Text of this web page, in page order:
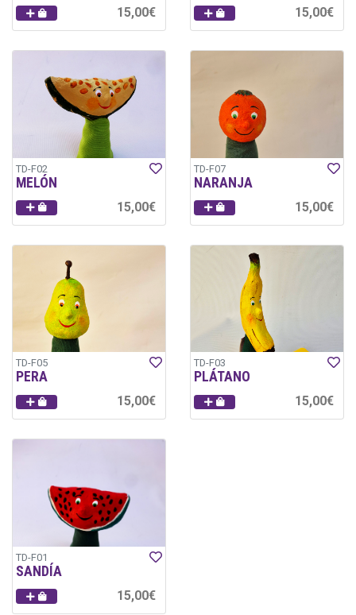
15,00€ 15,00€
TD-F02
MELÓN
15,00€
TD-F07
NARANJA
15,00€
TD-F05
PERA
15,00€
TD-F03
PLÁTANO
15,00€
TD-F01
SANDÍA
15,00€